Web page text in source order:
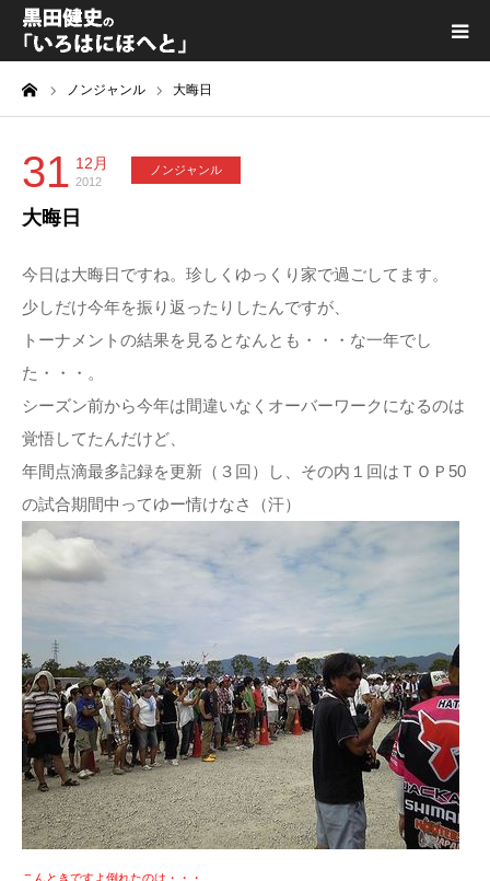
ノンジャンル 大晦日
31 12月
2012
ノンジャンル
大晦日
今日は大晦日ですね。珍しくゆっくり家で過ごしてます。
少しだけ今年を振り返ったりしたんですが、
トーナメントの結果を見るとなんとも・・・な一年でし
た・・・。
シーズン前から今年は間違いなくオーバーワークになるのは
覚悟してたんだけど、
年間点滴最多記録を更新（３回）し、その内１回はＴＯＰ50
の試合期間中ってゆー情けなさ（汗）
こんときですよ倒れたのは・・・
黒田健史プロフィール
カテゴリ一覧
喫茶KURODA
YouTube｜Kuro channel
メディア出演
プライバシーポリシー